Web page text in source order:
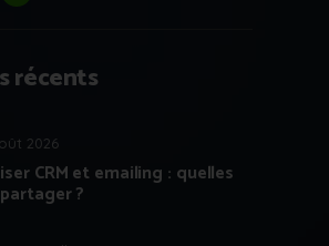
récents
2026
CRM et emailing : quelles
?